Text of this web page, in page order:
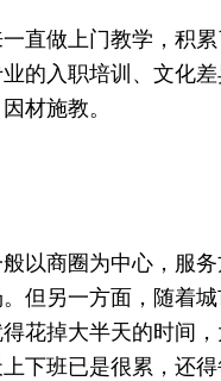
一直做上门教学，积
的入职培训、文化
材施教。
以商圈为中心，服务
但另一方面，随着
花掉大半天的时间
下班已是很累，还